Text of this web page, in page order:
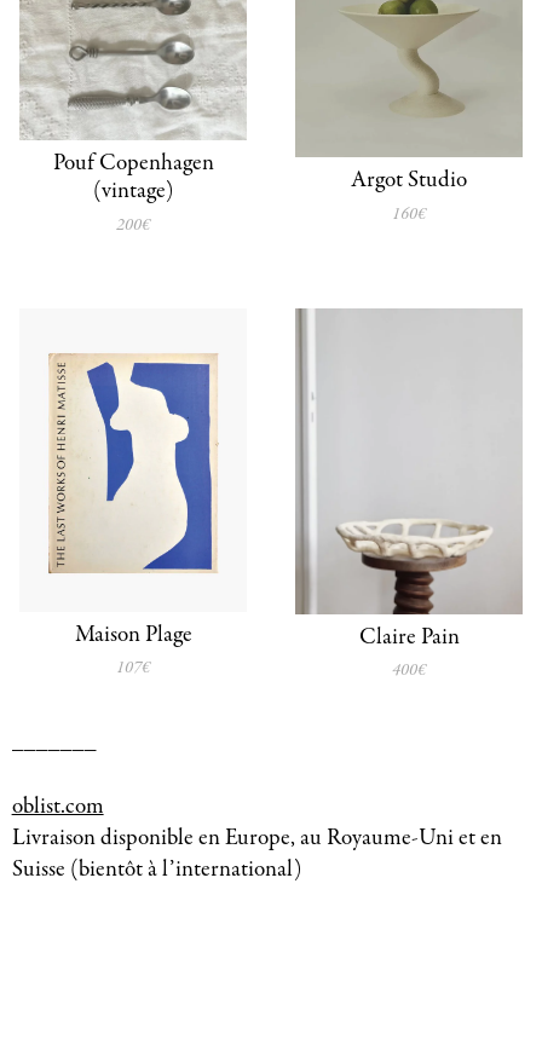
Pouf Copenhagen
(vintage)
200€
Argot Studio
160€
Maison Plage
107€
Claire Pain
400€
oblist.com
Livraison disponible en Europe, au Royaume-Uni et en
Suisse (bientôt à l’international)